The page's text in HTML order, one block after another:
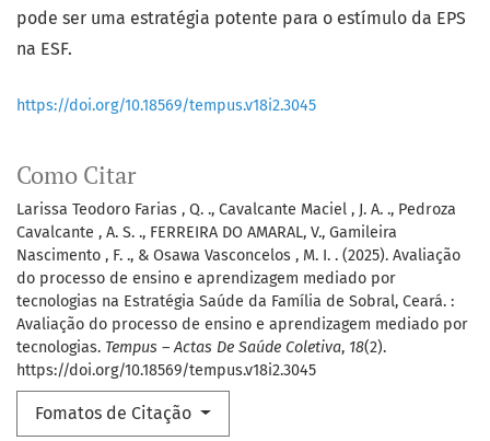
Como Citar
Larissa Teodoro Farias , Q. ., Cavalcante Maciel , J. A. ., Pedroza
Cavalcante , A. S. ., FERREIRA DO AMARAL, V., Gamileira
Nascimento , F. ., & Osawa Vasconcelos , M. I. . (2025). Avaliação
do processo de ensino e aprendizagem mediado por
tecnologias na Estratégia Saúde da Família de Sobral, Ceará. :
Avaliação do processo de ensino e aprendizagem mediado por
tecnologias. Tempus – Actas De Saúde Coletiva, 18(2).
https://doi.org/10.18569/tempus.v18i2.3045
Fomatos de Citação
pode ser uma estratégia potente para o estímulo da EPS
na ESF.
https://doi.org/10.18569/tempus.v18i2.3045